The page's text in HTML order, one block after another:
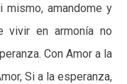
mismo, amandome y
vivir en armonía no
Con Amor a la
Si a la esperanza,